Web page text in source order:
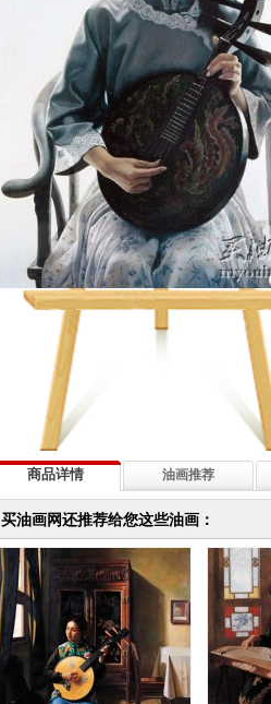
商品详情 油画推荐
买油画网还推荐给您这些油画：